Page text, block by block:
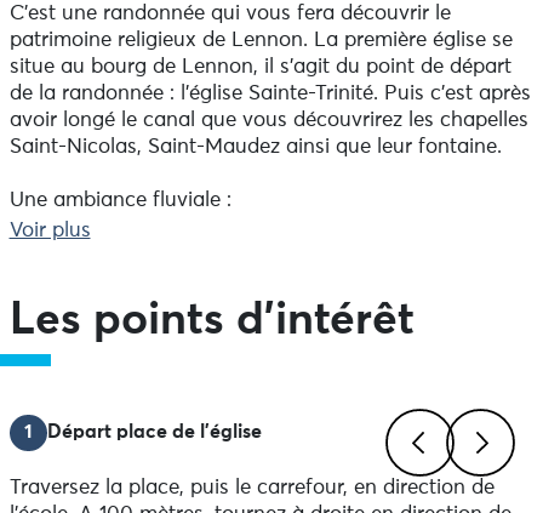
C’est une randonnée qui vous fera découvrir le
patrimoine religieux de Lennon. La première église se
situe au bourg de Lennon, il s’agit du point de départ
de la randonnée : l’église Sainte-Trinité. Puis c’est après
avoir longé le canal que vous découvrirez les chapelles
Saint-Nicolas, Saint-Maudez ainsi que leur fontaine.
Une ambiance fluviale :
C’est sur plusieurs kilomètres que vous aurez la chance
déconnexion. De plus, arrivés au Pont de Ti Men, à la
limite entre les communes de Lennon, Gouézec et
Pleyben, vous apercevrez le chaland Victor. Ce bateau
était tracté par des chevaux qui circulaient sur le
chemin de halage.
Voir plus
Les points d'intérêt
PreviousNext
1 Départ place de l'église
Traversez la place, puis le carrefour, en direction de